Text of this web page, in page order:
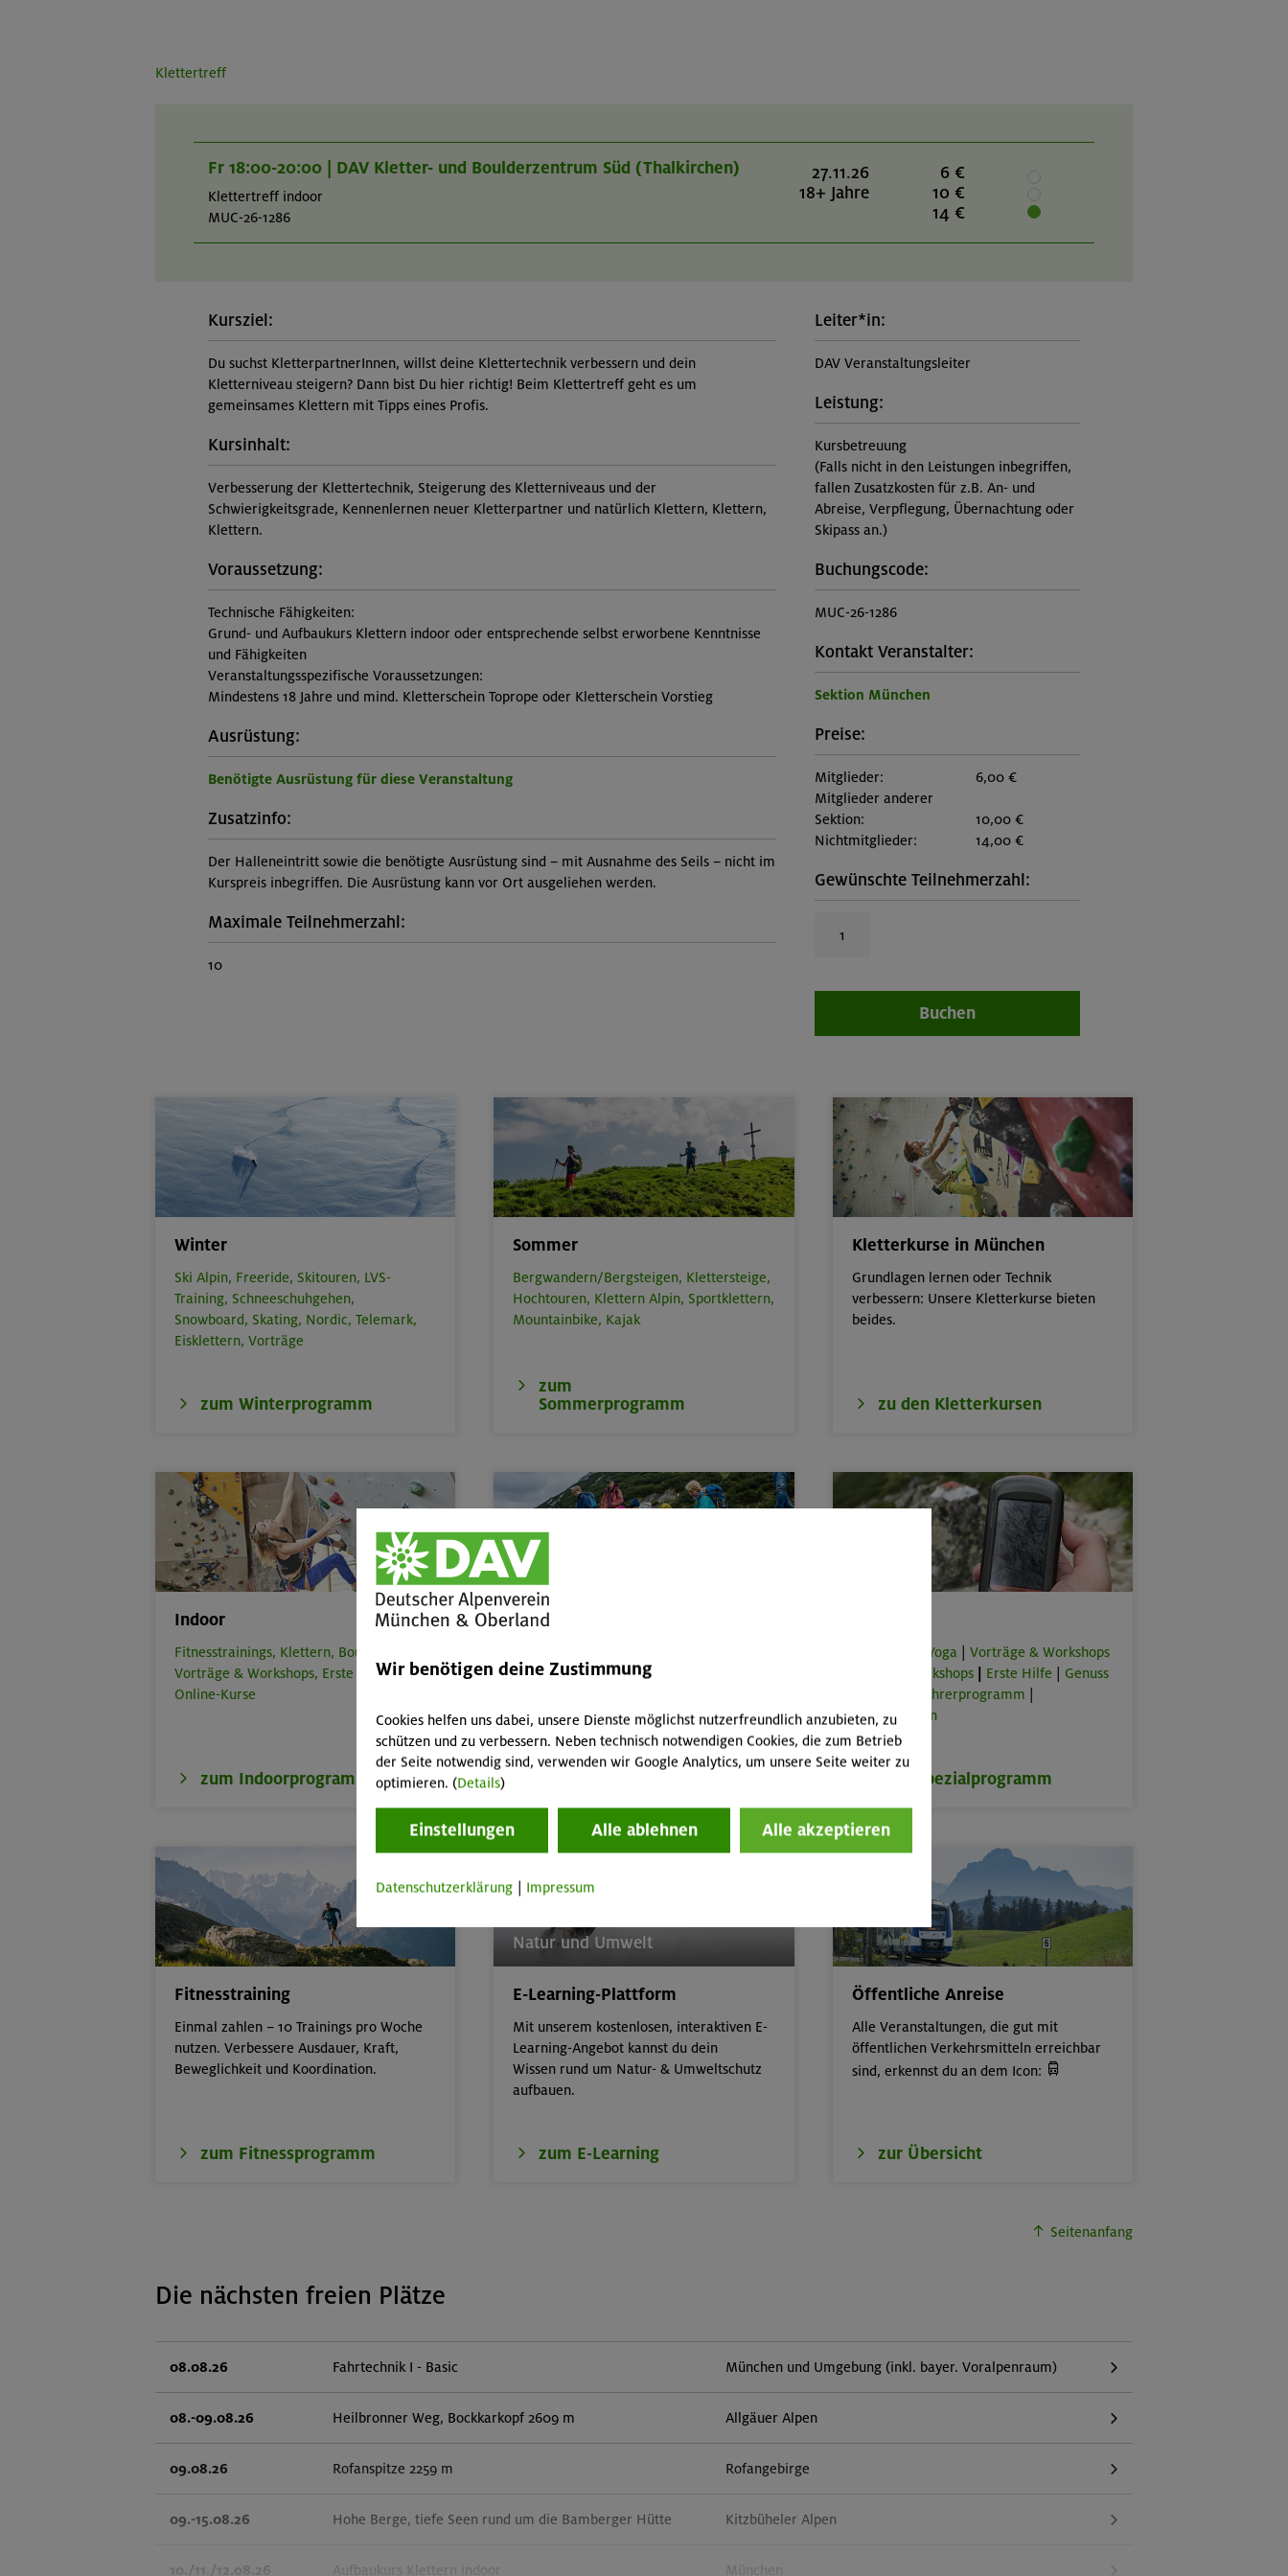
Klettertreff
Fr 18:00-20:00 | DAV Kletter- und Boulderzentrum Süd (Thalkirchen)
Klettertreff indoor
MUC-26-1286
27.11.26
18+ Jahre
6 €
10 €
14 €
Kursziel:
Du suchst KletterpartnerInnen, willst deine Klettertechnik verbessern und dein
Kletterniveau steigern? Dann bist Du hier richtig! Beim Klettertreff geht es um
gemeinsames Klettern mit Tipps eines Profis.
Kursinhalt:
Verbesserung der Klettertechnik, Steigerung des Kletterniveaus und der
Schwierigkeitsgrade, Kennenlernen neuer Kletterpartner und natürlich Klettern, Klettern,
Klettern.
Voraussetzung:
Technische Fähigkeiten:
Grund- und Aufbaukurs Klettern indoor oder entsprechende selbst erworbene Kenntnisse
und Fähigkeiten
Veranstaltungsspezifische Voraussetzungen:
Mindestens 18 Jahre und mind. Kletterschein Toprope oder Kletterschein Vorstieg
Ausrüstung:
Benötigte Ausrüstung für diese Veranstaltung
Zusatzinfo:
Der Halleneintritt sowie die benötigte Ausrüstung sind – mit Ausnahme des Seils – nicht im
Kurspreis inbegriffen. Die Ausrüstung kann vor Ort ausgeliehen werden.
Maximale Teilnehmerzahl:
10
Leiter*in:
DAV Veranstaltungsleiter
Leistung:
Kursbetreuung
(Falls nicht in den Leistungen inbegriffen,
fallen Zusatzkosten für z.B. An- und
Abreise, Verpflegung, Übernachtung oder
Skipass an.)
Buchungscode:
MUC-26-1286
Kontakt Veranstalter:
Sektion München
Preise:
Mitglieder:
6,00 €
Mitglieder anderer
Sektion:
10,00 €
Nichtmitglieder:
14,00 €
Gewünschte Teilnehmerzahl:
Buchen
Winter
Ski Alpin, Freeride, Skitouren, LVS-
Training, Schneeschuhgehen,
Snowboard, Skating, Nordic, Telemark,
Eisklettern, Vorträge
zum Winterprogramm
Sommer
Bergwandern/Bergsteigen, Klettersteige,
Hochtouren, Klettern Alpin, Sportklettern,
Mountainbike, Kajak
zum
Sommerprogramm
Kletterkurse in München
Grundlagen lernen oder Technik
verbessern: Unsere Kletterkurse bieten
beides.
zu den Kletterkursen
Indoor
Fitnesstrainings, Klettern, Bouldern,
Vorträge & Workshops, Erste Hilfe,
Online-Kurse
zum Indoorprogramm
Kinder, Jugend & Familie
und Touren für Kinder & Jugend von 6 bis
Workouts & Yoga
Vorträge & Workshops
Online-Workshops Erste Hilfe
Genuss
Bergführerprogramm
Arbeitstouren
zum Spezialprogramm
Fitnesstraining
Einmal zahlen – 10 Trainings pro Woche
nutzen. Verbessere Ausdauer, Kraft,
Beweglichkeit und Koordination.
zum Fitnessprogramm
Natur und Umwelt
E-Learning-Plattform
Mit unserem kostenlosen, interaktiven E-
Learning-Angebot kannst du dein
Wissen rund um Natur- & Umweltschutz
aufbauen.
zum E-Learning
Öffentliche Anreise
Alle Veranstaltungen, die gut mit
öffentlichen Verkehrsmitteln erreichbar
sind, erkennst du an dem Icon: 
zur Übersicht
Seitenanfang
Die nächsten freien Plätze
08.08.26 Fahrtechnik I - Basic München und Umgebung (inkl. bayer. Voralpenraum)
08.-09.08.26 Heilbronner Weg, Bockkarkopf 2609 m Allgäuer Alpen
09.08.26 Rofanspitze 2259 m Rofangebirge
09.-15.08.26 Hohe Berge, tiefe Seen rund um die Bamberger Hütte Kitzbüheler Alpen
10./11./12.08.26 Aufbaukurs Klettern indoor München
Wir benötigen deine Zustimmung
Cookies helfen uns dabei, unsere Dienste möglichst nutzerfreundlich anzubieten, zu
schützen und zu verbessern. Neben technisch notwendigen Cookies, die zum Betrieb
der Seite notwendig sind, verwenden wir Google Analytics, um unsere Seite weiter zu
optimieren. (Details)
Einstellungen Alle ablehnen Alle akzeptieren
Datenschutzerklärung Impressum